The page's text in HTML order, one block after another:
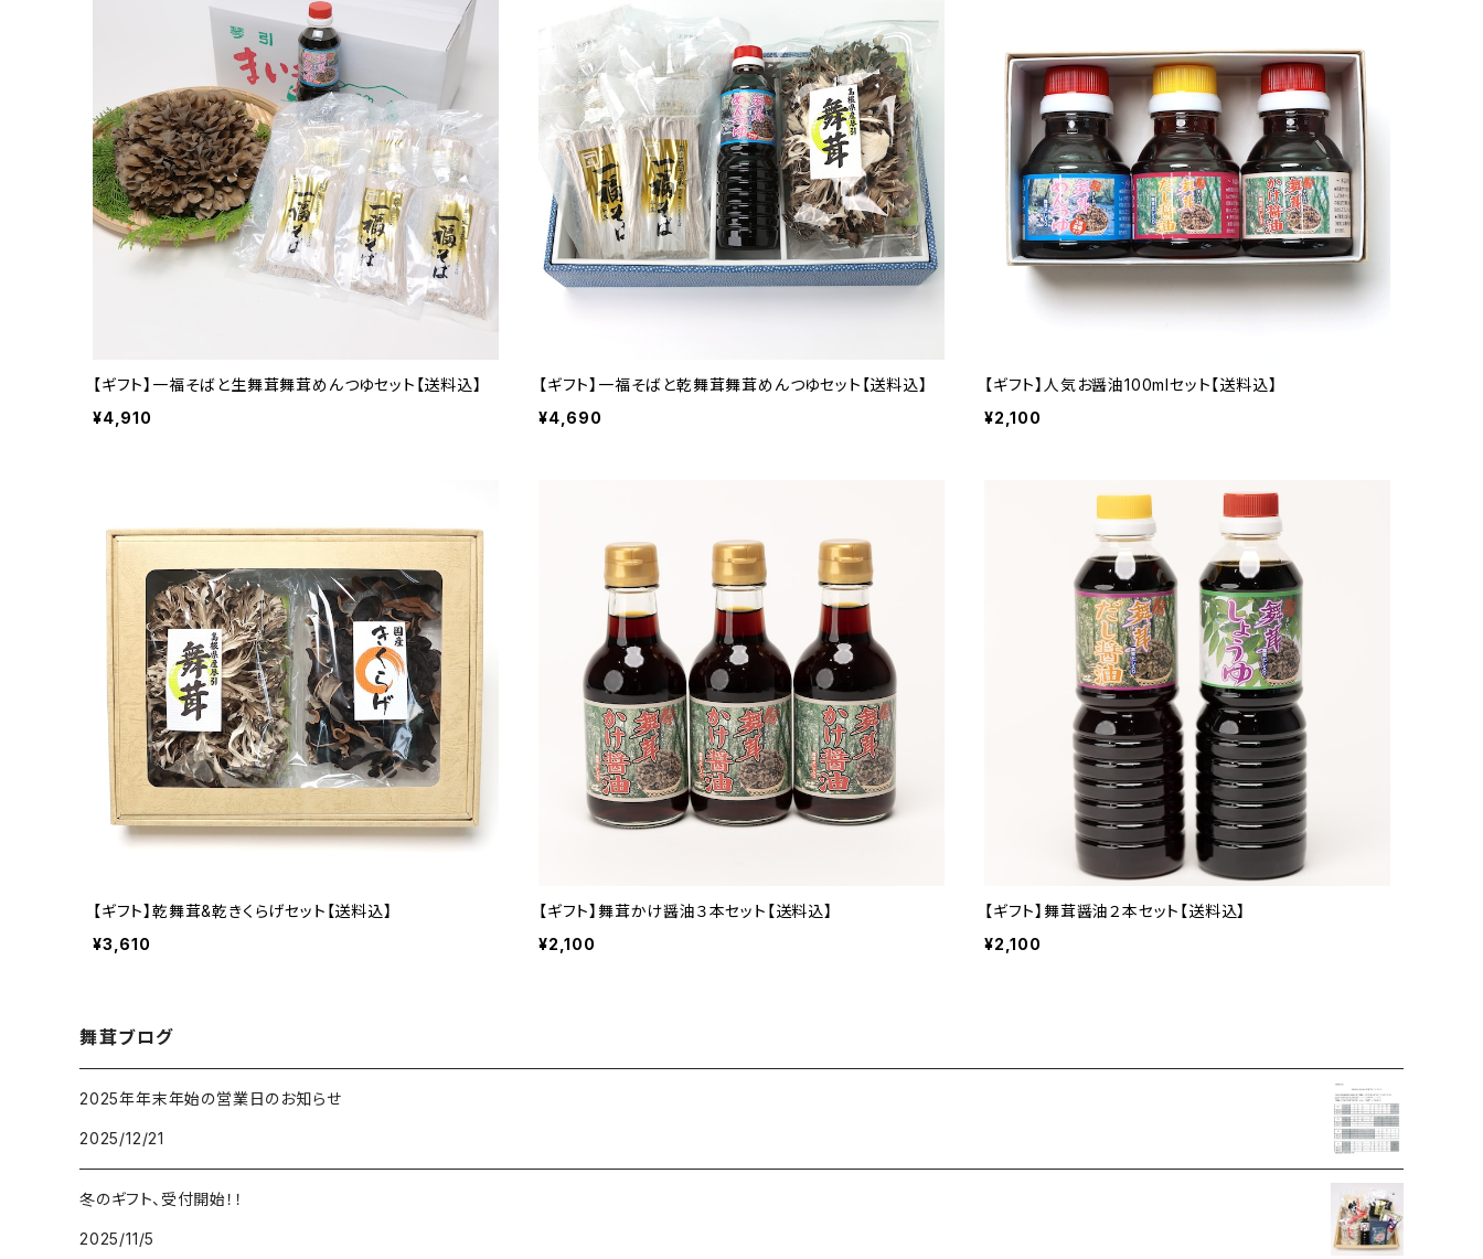
【ギフト】一福そばと生舞茸舞茸めんつゆセット【送料込】
¥4,910
【ギフト】一福そばと乾舞茸舞茸めんつゆセット【送料込】
¥4,690
【ギフト】人気お醤油100mlセット【送料込】
¥2,100
【ギフト】乾舞茸&乾きくらげセット【送料込】
¥3,610
【ギフト】舞茸かけ醤油３本セット【送料込】
¥2,100
【ギフト】舞茸醤油２本セット【送料込】
¥2,100
舞茸ブログ
2025年年末年始の営業日のお知らせ
2025/12/21
冬のギフト、受付開始！！
2025/11/5